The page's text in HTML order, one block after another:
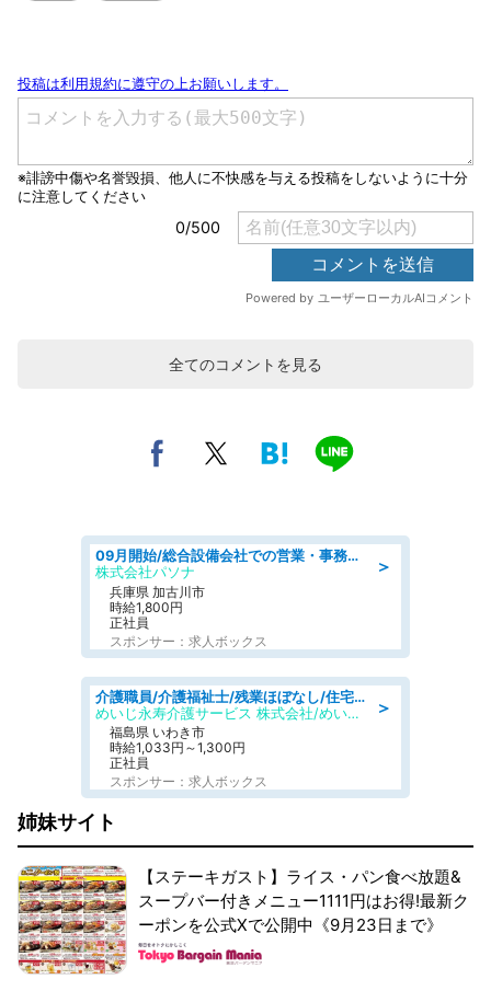
全てのコメントを見る
＞
09月開始/総合設備会社での営業・事務のお仕事/車通勤可/賞与あり/営業/営業事務
株式会社パソナ
兵庫県 加古川市
時給1,800円
正社員
スポンサー：求人ボックス
＞
介護職員/介護福祉士/残業ほぼなし/住宅型有料老人ホームの介護士/シフト相談可
めいじ永寿介護サービス 株式会社/めいじ永寿介護サービスセンター
福島県 いわき市
時給1,033円～1,300円
正社員
スポンサー：求人ボックス
姉妹サイト
【ステーキガスト】ライス・パン食べ放題&
スープバー付きメニュー1111円はお得!最新ク
ーポンを公式Xで公開中《9月23日まで》